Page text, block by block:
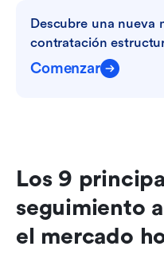
Descubre una nueva
contratación
Comenzar
Los 9
seguimiento
el mercado